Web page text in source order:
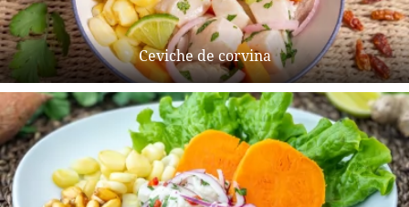
Ceviche de corvina